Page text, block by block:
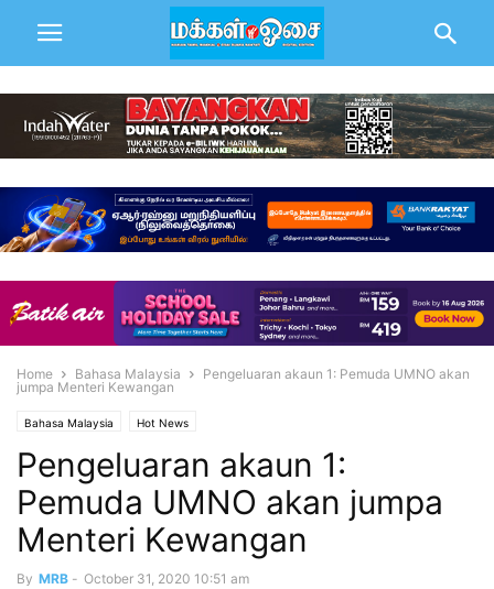
Home Bahasa Malaysia
Pengeluaran akaun 1: Pemuda UMNO akan
jumpa Menteri Kewangan
Bahasa Malaysia Hot News
Pengeluaran akaun 1:
Pemuda UMNO akan jumpa
Menteri Kewangan
By MRB - October 31, 2020 10:51 am